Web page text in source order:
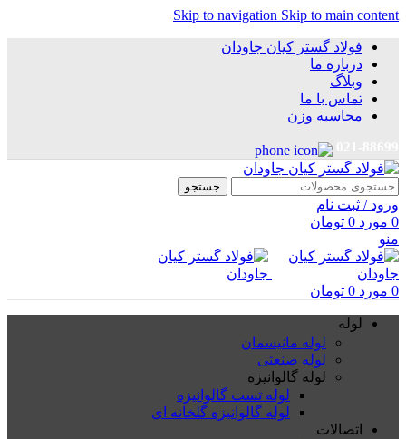
Skip to navigation Skip to main content
فولاد گستر کیان جاودان
درباره ما
وبلاگ
تماس با ما
محاسبه وزن
جستجو
ورود / ثبت نام
0 مورد 0 تومان
منو
0 مورد 0 تومان
لوله
لوله مانیسمان
لوله صنعتی
لوله گالوانیزه
لوله تست گالوانیزه
لوله گالوانیزه گلخانه ای
اتصالات